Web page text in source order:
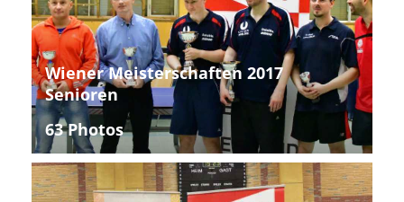
Wiener Meisterschaften 2017
Senioren
63 Photos